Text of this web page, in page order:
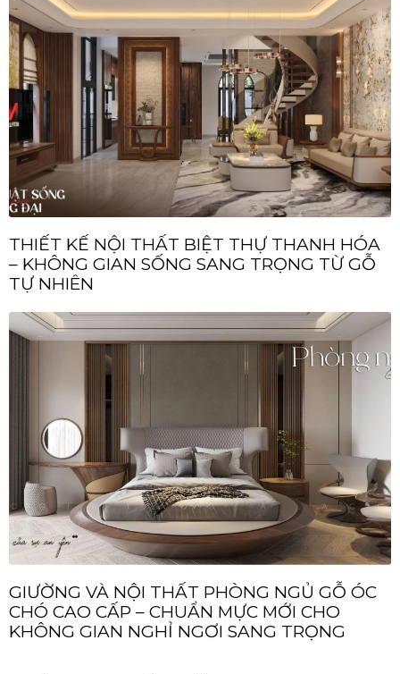
THIẾT KẾ NỘI THẤT BIỆT THỰ THANH HÓA
– KHÔNG GIAN SỐNG SANG TRỌNG TỪ GỖ
TỰ NHIÊN
GIƯỜNG VÀ NỘI THẤT PHÒNG NGỦ GỖ ÓC
CHÓ CAO CẤP – CHUẨN MỰC MỚI CHO
KHÔNG GIAN NGHỈ NGƠI SANG TRỌNG